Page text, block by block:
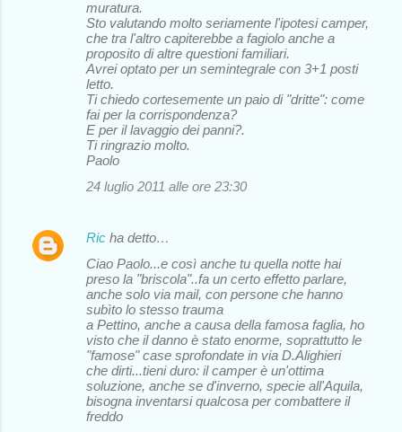
muratura.
Sto valutando molto seriamente l'ipotesi camper,
che tra l'altro capiterebbe a fagiolo anche a
proposito di altre questioni familiari.
Avrei optato per un semintegrale con 3+1 posti
letto.
Ti chiedo cortesemente un paio di "dritte": come
fai per la corrispondenza?
E per il lavaggio dei panni?.
Ti ringrazio molto.
Paolo
24 luglio 2011 alle ore 23:30
Ric ha detto…
Ciao Paolo...e così anche tu quella notte hai
preso la "briscola"..fa un certo effetto parlare,
anche solo via mail, con persone che hanno
subìto lo stesso trauma
a Pettino, anche a causa della famosa faglia, ho
visto che il danno è stato enorme, soprattutto le
"famose" case sprofondate in via D.Alighieri
che dirti...tieni duro: il camper è un'ottima
soluzione, anche se d'inverno, specie all'Aquila,
bisogna inventarsi qualcosa per combattere il
freddo